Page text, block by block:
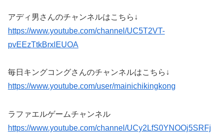
アディ男さんのチャンネルはこちら↓
https://www.youtube.com/channel/UC5T2VT-
pvEEzTtkBrxlEUOA
毎日キングコングさんのチャンネルはこちら↓
https://www.youtube.com/user/mainichikingkong
ラファエルゲームチャンネル
https://www.youtube.com/channel/UCy2LfS0YNOOj5SRFj